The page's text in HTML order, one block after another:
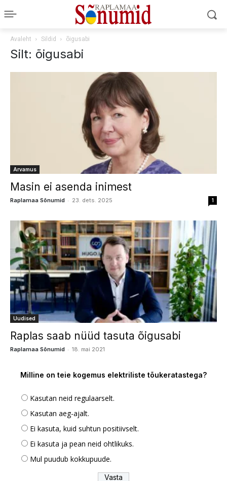
Avaleht Sildid õigusabi
Silt: õigusabi
Arvamus
Masin ei asenda inimest
Raplamaa Sõnumid - 23. dets. 2025 1
Uudised
Raplas saab nüüd tasuta õigusabi
Raplamaa Sõnumid - 18. mai 2021
Milline on teie kogemus elektriliste tõukeratastega?
Kasutan neid regulaarselt.
Kasutan aeg-ajalt.
Ei kasuta, kuid suhtun positiivselt.
Ei kasuta ja pean neid ohtlikuks.
Mul puudub kokkupuude.